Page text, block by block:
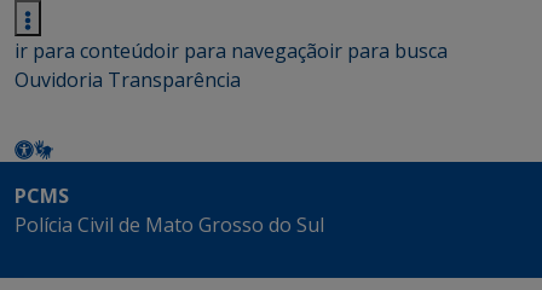
ir para conteúdoir para navegaçãoir para busca
Ouvidoria Transparência
PCMS
Polícia Civil de Mato Grosso do Sul